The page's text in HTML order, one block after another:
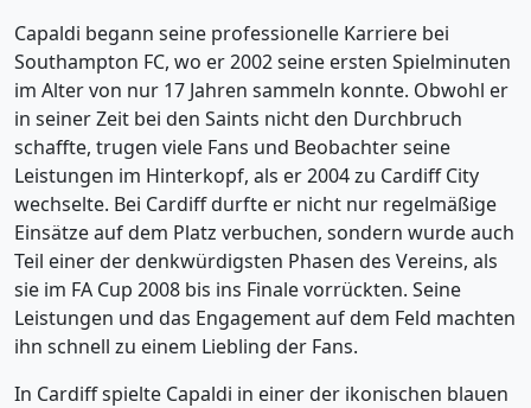
Capaldi begann seine professionelle Karriere bei
Southampton FC, wo er 2002 seine ersten Spielminuten
im Alter von nur 17 Jahren sammeln konnte. Obwohl er
in seiner Zeit bei den Saints nicht den Durchbruch
schaffte, trugen viele Fans und Beobachter seine
Leistungen im Hinterkopf, als er 2004 zu Cardiff City
wechselte. Bei Cardiff durfte er nicht nur regelmäßige
Einsätze auf dem Platz verbuchen, sondern wurde auch
Teil einer der denkwürdigsten Phasen des Vereins, als
sie im FA Cup 2008 bis ins Finale vorrückten. Seine
Leistungen und das Engagement auf dem Feld machten
ihn schnell zu einem Liebling der Fans.
In Cardiff spielte Capaldi in einer der ikonischen blauen